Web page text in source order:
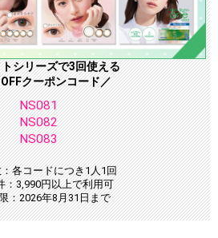
シリーズで3回使える
クーポンコード／
NS081
NS082
NS083
各コードにつき1人1回
：3,990円以上で利用可
：2026年8月31日まで